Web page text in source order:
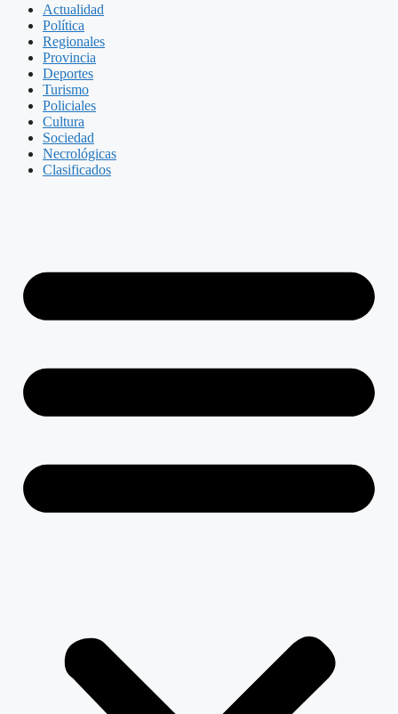
Actualidad
Política
Regionales
Provincia
Deportes
Turismo
Policiales
Cultura
Sociedad
Necrológicas
Clasificados